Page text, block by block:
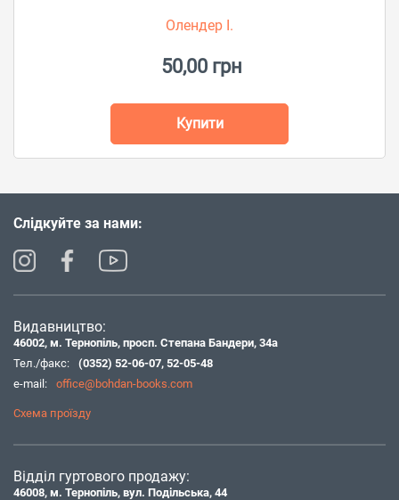
Олендер І.
50,00 грн
Купити
Слідкуйте за нами:
Видавництво:
46002, м. Тернопіль, просп. Степана Бандери, 34а
Тел./факс:
(0352) 52-06-07, 52-05-48
e-mail:
office@bohdan-books.com
Схема проїзду
Відділ гуртового продажу:
46008, м. Тернопіль, вул. Подільська, 44